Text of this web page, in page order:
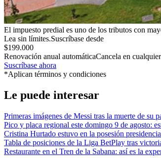
El impuesto predial es uno de los tributos con
Lea sin límites.Suscríbase desde
$199.000
Renovación anual automáticaCancela en
Suscríbase ahora
*Aplican términos y condiciones
Le puede interesar
Primeras imágenes de Messi tras la muerte de su
Pico y placa regional este domingo 9 de agosto:
Cristina Hurtado estuvo en la posesión
Tabla de posiciones de la Liga BetPlay tras
Restaurante en el Tren de la Sabana: así es la